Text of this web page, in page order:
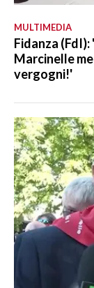
MULTIMEDIA
Fidanza
Marcinelle
vergogni!'